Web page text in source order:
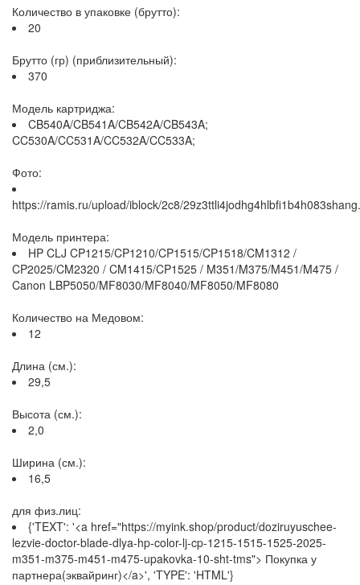
Количество в упаковке (брутто):
20
Брутто (гр) (приблизительный):
370
Модель картриджа:
CB540A/CB541A/CB542A/CB543A;
CC530A/CC531A/CC532A/CC533A;
Фото:
https://ramis.ru/upload/iblock/2c8/
Модель принтера:
HP CLJ CP1215/CP1210/CP1515/CP1518/CM1312 /
CP2025/CM2320 / CM1415/CP1525 / M351/M375/M451/M475 /
Canon LBP5050/MF8030/MF8040/MF8050/MF8080
Количество на Медовом:
12
Длина (см.):
29,5
Высота (см.):
2,0
Ширина (см.):
16,5
для физ.лиц:
{'TEXT': '<a href="https://myink.shop/product/doziruyuschee-
lezvie-doctor-blade-dlya-hp-color-lj-cp-1215-1515-1525-2025-
m351-m375-m451-m475-upakovka-10-sht-tms"> Покупка у
партнера(эквайринг)</a>', 'TYPE': 'HTML'}